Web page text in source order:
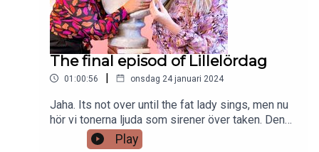
The final episod of Lillelördag
01:00:56 | onsdag 24 januari 2024
Jaha. Its not over until the fat lady sings, men nu
hör vi tonerna ljuda som sirener över taken. Den
här gången behöver vi inte pudla. I nästan tio år
Play